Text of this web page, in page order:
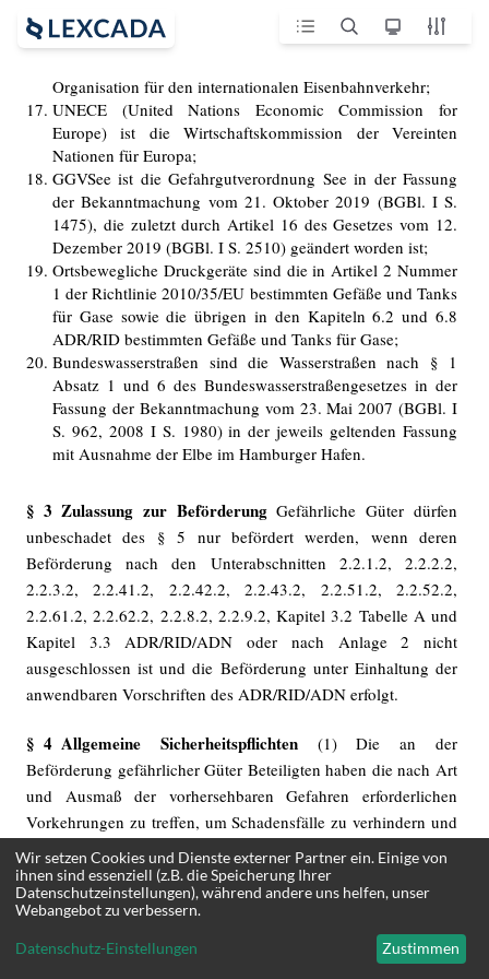
Organisation für den internationalen Eisenbahnverkehr;
17. UNECE (United Nations Economic Commission for
Europe) ist die Wirtschaftskommission der Vereinten
Nationen für Europa;
18. GGVSee ist die Gefahrgutverordnung See in der Fassung
der Bekanntmachung vom 21. Oktober 2019 (BGBl. I S.
1475), die zuletzt durch Artikel 16 des Gesetzes vom 12.
Dezember 2019 (BGBl. I S. 2510) geändert worden ist;
19. Ortsbewegliche Druckgeräte sind die in Artikel 2 Nummer
1 der Richtlinie 2010/35/EU bestimmten Gefäße und Tanks
für Gase sowie die übrigen in den Kapiteln 6.2 und 6.8
ADR/RID bestimmten Gefäße und Tanks für Gase;
20. Bundeswasserstraßen sind die Wasserstraßen nach § 1
Absatz 1 und 6 des Bundeswasserstraßengesetzes in der
Fassung der Bekanntmachung vom 23. Mai 2007 (BGBl. I
S. 962, 2008 I S. 1980) in der jeweils geltenden Fassung
mit Ausnahme der Elbe im Hamburger Hafen.
§ 3 Zulassung zur Beförderung Gefährliche Güter dürfen
unbeschadet des § 5 nur befördert werden, wenn deren
Beförderung nach den Unterabschnitten 2.2.1.2, 2.2.2.2,
2.2.3.2, 2.2.41.2, 2.2.42.2, 2.2.43.2, 2.2.51.2, 2.2.52.2,
2.2.61.2, 2.2.62.2, 2.2.8.2, 2.2.9.2, Kapitel 3.2 Tabelle A und
Kapitel 3.3 ADR/RID/ADN oder nach Anlage 2 nicht
ausgeschlossen ist und die Beförderung unter Einhaltung der
anwendbaren Vorschriften des ADR/RID/ADN erfolgt.
§ 4 Allgemeine Sicherheitspflichten
(1) Die an der
Beförderung gefährlicher Güter Beteiligten haben die nach Art
und Ausmaß der vorhersehbaren Gefahren erforderlichen
Vorkehrungen zu treffen, um Schadensfälle zu verhindern und
bei Eintritt eines Schadens dessen Umfang so gering wie
möglich zu halten.
(2) Bilden die beförderten gefährlichen Güter eine besondere
Gefahr für andere, insbesondere soweit gefährliches Gut bei
Wir setzen Cookies und Dienste externer Partner ein. Einige von
ihnen sind essenziell (z.B. die Speicherung Ihrer
Datenschutzeinstellungen), während andere uns helfen, unser
Webangebot zu verbessern.
Datenschutz-Einstellungen Zustimmen